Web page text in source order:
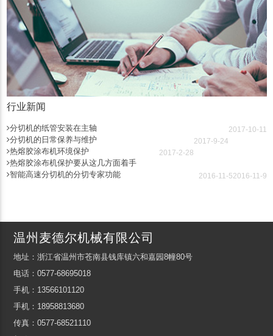
行业新闻
分切机的纸管安装在主轴 2017-10-11
分切机的日常保养与维护 2017-9-24
热熔胶涂布机环境保护 2017-2-28
热熔胶涂布机保护要从这几方面着手
2016-11-9
智能高速分切机的分切专家功能 2016-11-5
温州麦德尔机械有限公司
地址：浙江省温州市苍南县钱库镇六和嘉园8幢80号
电话：0577-68695018
手机：13566101120
手机：18958813680
传真：0577-68521110